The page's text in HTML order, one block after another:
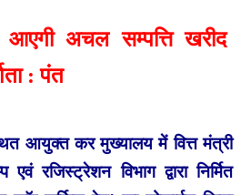
अचल सम्पत्ति खरीद
: पंत
आयुक्त कर मुख्यालय में वित्त मंत्री
एवं रजिस्ट्रेशन विभाग द्वारा निर्मित